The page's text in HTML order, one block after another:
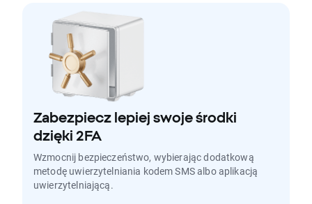
Zabezpiecz lepiej swoje środki
dzięki 2FA
Wzmocnij bezpieczeństwo, wybierając dodatkową
metodę uwierzytelniania kodem SMS albo aplikacją
uwierzytelniającą.